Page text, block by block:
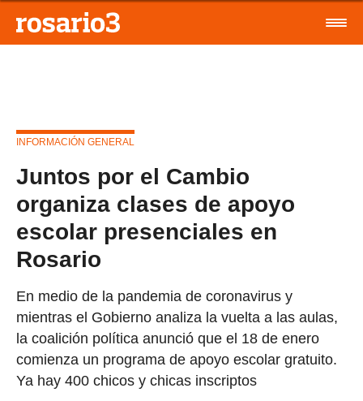
INFORMACIÓN GENERAL
Juntos por el Cambio
organiza clases de apoyo
escolar presenciales en
Rosario
En medio de la pandemia de coronavirus y
mientras el Gobierno analiza la vuelta a las aulas,
la coalición política anunció que el 18 de enero
comienza un programa de apoyo escolar gratuito.
Ya hay 400 chicos y chicas inscriptos